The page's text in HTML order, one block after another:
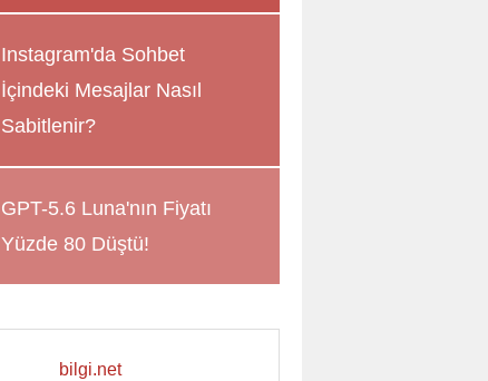
Instagram'da Sohbet
İçindeki Mesajlar Nasıl
Sabitlenir?
GPT-5.6 Luna'nın Fiyatı
Yüzde 80 Düştü!
bilgi.net